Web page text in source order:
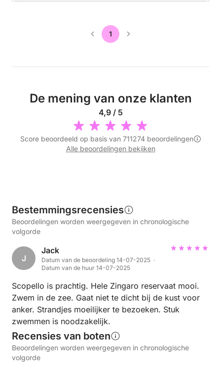
1
De mening van onze klanten
4,9 / 5
Score beoordeeld op basis van 711274 beoordelingen
Alle beoordelingen bekijken
Bestemmingsrecensies
Beoordelingen worden weergegeven in chronologische
volgorde
J
Jack
Datum van de beoordeling 14-07-2025 ·
Datum van de huur 14-07-2025
Scopello is prachtig. Hele Zingaro reservaat mooi.
Zwem in de zee. Gaat niet te dicht bij de kust voor
anker. Strandjes moeilijker te bezoeken. Stuk
zwemmen is noodzakelijk.
Recensies van boten
Beoordelingen worden weergegeven in chronologische
volgorde